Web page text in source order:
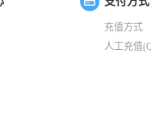
充值方式
人工充值